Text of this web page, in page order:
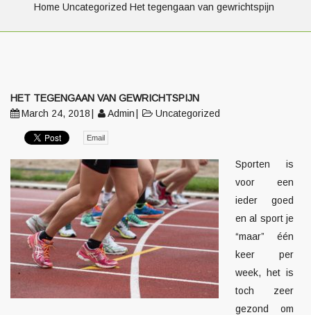
Home Uncategorized Het tegengaan van gewrichtspijn
HET TEGENGAAN VAN GEWRICHTSPIJN
March 24, 2018
Admin Uncategorized
Email
Sporten is
voor een
ieder goed
en al sport je
“maar” één
keer per
week, het is
toch zeer
gezond om